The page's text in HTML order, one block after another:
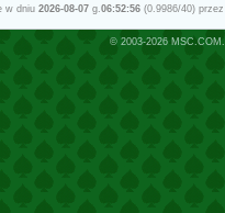
w dniu 2026-08-07g.06:52:56(0.9986/40)
© 2003-2026